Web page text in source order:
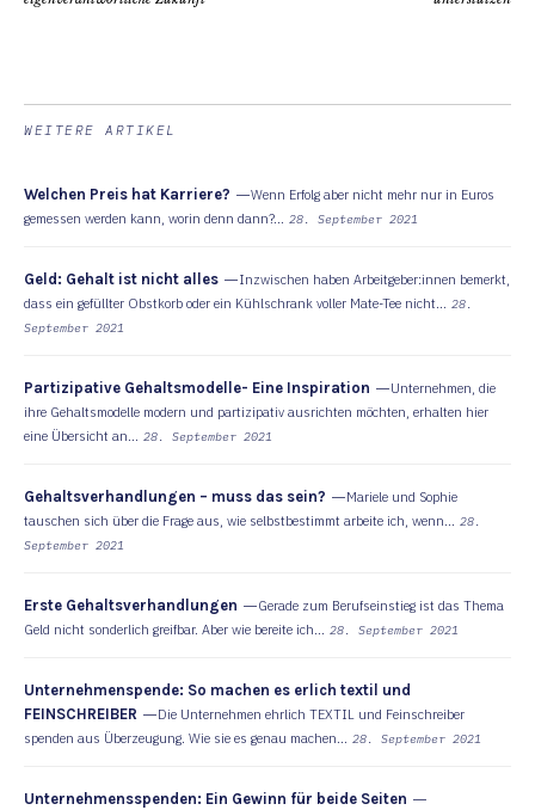
WEITERE ARTIKEL
Welchen Preis hat Karriere?
Wenn Erfolg aber nicht mehr nur in Euros
gemessen werden kann, worin denn dann?... 28. September 2021
Geld: Gehalt ist nicht alles
Inzwischen haben Arbeitgeber:innen bemerkt,
dass ein gefüllter Obstkorb oder ein Kühlschrank voller Mate-Tee nicht... 28.
September 2021
Partizipative Gehaltsmodelle- Eine Inspiration
Unternehmen, die
ihre Gehaltsmodelle modern und partizipativ ausrichten möchten, erhalten hier
eine Übersicht an... 28. September 2021
Gehaltsverhandlungen – muss das sein?
Mariele und Sophie
tauschen sich über die Frage aus, wie selbstbestimmt arbeite ich, wenn... 28.
September 2021
Erste Gehaltsverhandlungen
Gerade zum Berufseinstieg ist das Thema
Geld nicht sonderlich greifbar. Aber wie bereite ich... 28. September 2021
Unternehmenspende: So machen es erlich textil und
FEINSCHREIBER
Die Unternehmen ehrlich TEXTIL und Feinschreiber
spenden aus Überzeugung. Wie sie es genau machen... 28. September 2021
Unternehmensspenden: Ein Gewinn für beide Seiten